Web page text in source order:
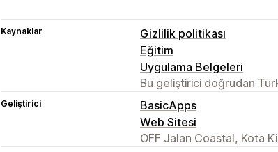
Kaynaklar
Gizlilik politikası
Eğitim
Uygulama Belgeleri
Bu geliştirici doğrudan
Geliştirici
BasicApps
Web Sitesi
OFF Jalan Coastal, Kota